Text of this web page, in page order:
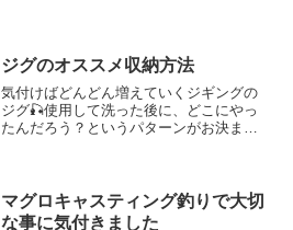
ジグのオススメ収納方法
気付けばどんどん増えていくジギングの
ジグ🎣使用して洗った後に、どこにやっ
たんだろう？というパターンがお決まり
💁‍♀️MEIHOから発売され...
マグロキャスティング釣りで大切
な事に気付きました